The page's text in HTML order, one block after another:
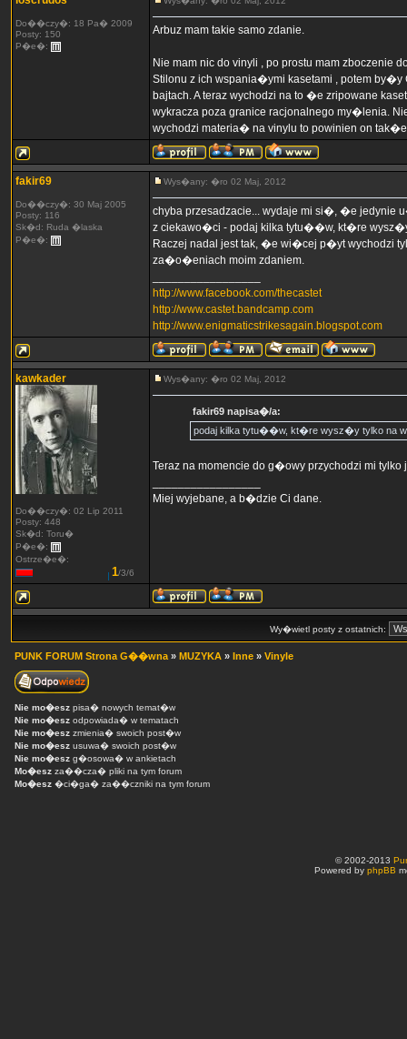
Do��czy�: 18 Pa� 2009
Posty: 150
P�e�:
Arbuz mam takie samo zdanie.
Nie mam nic do vinyli , po prostu mam
Stilonu z ich wspania�ymi kasetami , potem
bajtach. A teraz wychodzi na to �e zripowane
wykracza poza granice racjonalnego my�lenia.
wychodzi materia� na vinylu to powinien on
fakir69
Do��czy�: 30 Maj 2005
Posty: 116
Sk�d: Ruda �laska
P�e�:
Wys�any: �ro 02 Maj, 2012
chyba przesadzacie... wydaje mi si�, �e jedynie
z ciekawo�ci - podaj kilka tytu��w, kt�re
Raczej nadal jest tak, �e wi�cej p�yt wychodzi
za�o�eniach moim zdaniem.
http://www.facebook.com/thecastet
http://www.castet.bandcamp.com
http://www.enigmaticstrikesagain.blogspot.com
kawkader
Do��czy�: 02 Lip 2011
Posty: 448
Sk�d: Toru�
P�e�:
Ostrze�e�:
1/3/6
Wys�any: �ro 02 Maj, 2012
fakir69 napisa�/a:
podaj kilka tytu��w, kt�re wysz�y tylko na
Teraz na momencie do g�owy przychodzi mi
Miej wyjebane, a b�dzie Ci dane.
Wy�wietl posty z ostatnich:
PUNK FORUM Strona G��wna » MUZYKA » Inne » Vinyle
Nie mo�esz pisa� nowych temat�w
Nie mo�esz odpowiada� w tematach
Nie mo�esz zmienia� swoich post�w
Nie mo�esz usuwa� swoich post�w
Nie mo�esz g�osowa� w ankietach
Mo�esz za��cza� pliki na tym forum
Mo�esz �ci�ga� za��czniki na tym forum
© 2002-2013
Powered by phpBB